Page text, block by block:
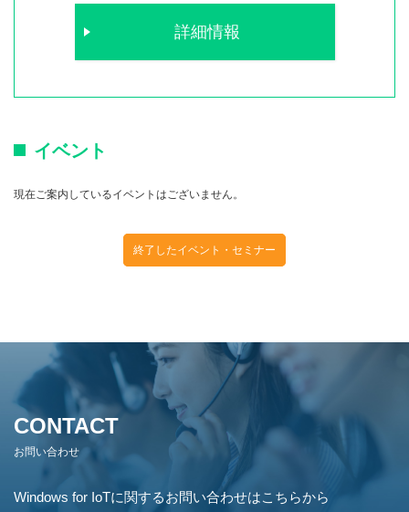
詳細情報
イベント
現在ご案内しているイベントはございません。
終了したイベント・セミナー
CONTACT
お問い合わせ
Windows for IoTに関するお問い合わせはこちらから